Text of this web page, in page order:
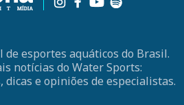
esportes aquáticos do Brasil.
notícias do Water Sports:
dicas e opiniões de especialistas.